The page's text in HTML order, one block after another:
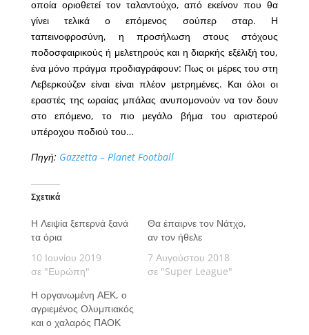
οποία οριοθετεί τον ταλαντούχο, από εκείνον που θα
γίνει τελικά ο επόμενος σούπερ σταρ. Η
ταπεινοφροσύνη, η προσήλωση στους στόχους
ποδοσφαιρικούς ή μελετηρούς και η διαρκής εξέλιξή του,
ένα μόνο πράγμα προδιαγράφουν: Πως οι μέρες του στη
Λεβερκούζεν είναι είναι πλέον μετρημένες. Και όλοι οι
εραστές της ωραίας μπάλας ανυπομονούν να τον δουν
στο επόμενο, το πιο μεγάλο βήμα του αριστερού
υπέροχου ποδιού του…
Πηγή: Gazzetta – Planet Football
Σχετικά
Η Λειψία ξεπερνά ξανά
τα όρια
10 Ιουνίου 2019
σε "Ευρώπη"
Θα έπαιρνε τον Νάτχο,
αν τον ήθελε
7 Αυγούστου 2018
σε "Super League"
Η οργανωμένη ΑΕΚ, ο
αγριεμένος Ολυμπιακός
και ο χαλαρός ΠΑΟΚ